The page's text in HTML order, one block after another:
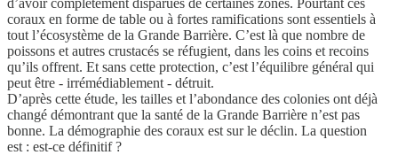
coraux en forme de table ou à fortes ramifications sont essentiels à
tout l’écosystème de la Grande Barrière. C’est là que nombre de
poissons et autres crustacés se réfugient, dans les coins et recoins
qu’ils offrent. Et sans cette protection, c’est l’équilibre général qui
peut être - irrémédiablement - détruit.
D’après cette étude, les tailles et l’abondance des colonies ont déjà
changé démontrant que la santé de la Grande Barrière n’est pas
bonne. La démographie des coraux est sur le déclin. La question
est : est-ce définitif ?